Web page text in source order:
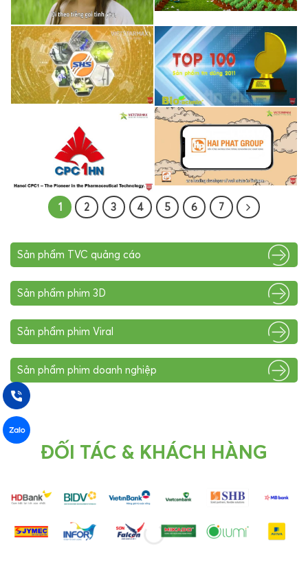
1 2 3 4 5 6 7
Sản phẩm TVC quảng cáo
Sản phẩm phim 3D
Sản phẩm phim Viral
Sản phẩm phim doanh nghiệp
ĐỐI TÁC & KHÁCH HÀNG